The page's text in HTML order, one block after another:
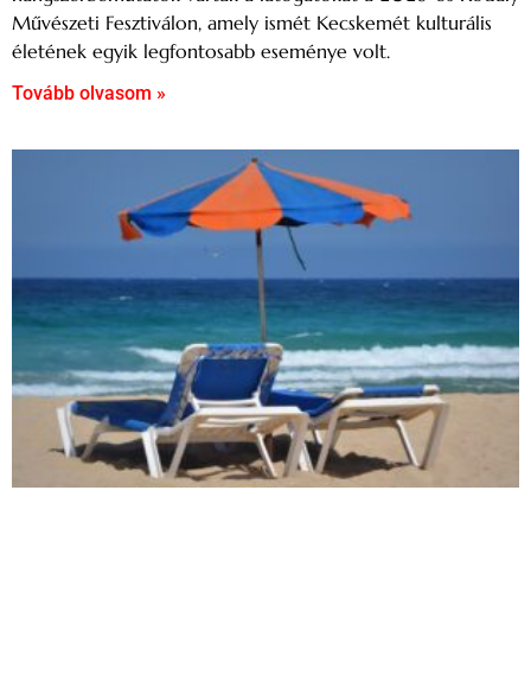
Művészeti Fesztiválon, amely ismét Kecskemét kulturális
életének egyik legfontosabb eseménye volt.
Tovább olvasom »